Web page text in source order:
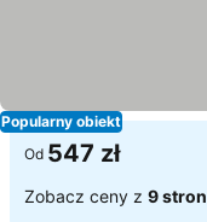
Popularny obiekt
Od 547 zł
Zobacz ceny z 9 stron